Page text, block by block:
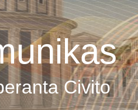
Civito